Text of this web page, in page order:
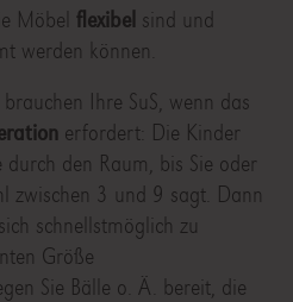
Möbel flexibel sind und
werden können.
Ihre SuS, wenn das
erfordert: Die Kinder
durch den Raum, bis Sie oder
zwischen 3 und 9 sagt. Dann
schnellstmöglich zu
Größe
Sie Bälle o. Ä. bereit, die